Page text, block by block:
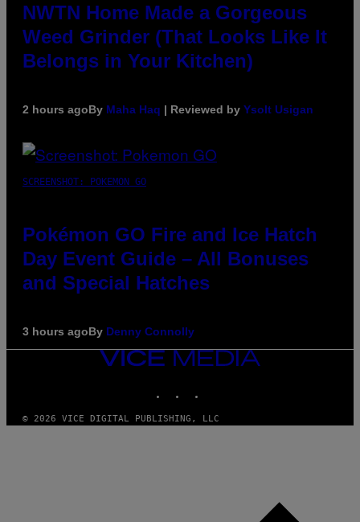
NWTN Home Made a Gorgeous
Weed Grinder (That Looks Like It
Belongs in Your Kitchen)
2 hours agoBy Maha Haq | Reviewed by Ysolt Usigan
SCREENSHOT: POKEMON GO
Pokémon GO Fire and Ice Hatch
Day Event Guide – All Bonuses
and Special Hatches
3 hours agoBy Denny Connolly
VICE
MEDIA
© 2026 VICE DIGITAL PUBLISHING, LLC